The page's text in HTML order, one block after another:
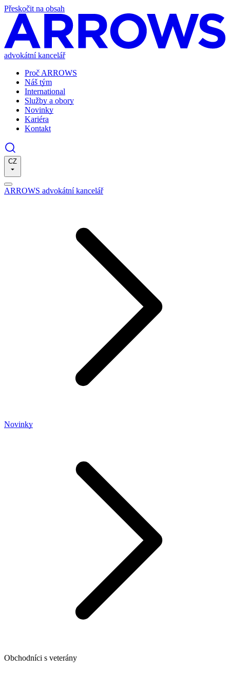
Přeskočit na obsah
advokátní kancelář
Proč ARROWS
Náš tým
International
Služby a obory
Novinky
Kariéra
Kontakt
CZ
ARROWS advokátní kancelář
Novinky
Obchodníci s veterány